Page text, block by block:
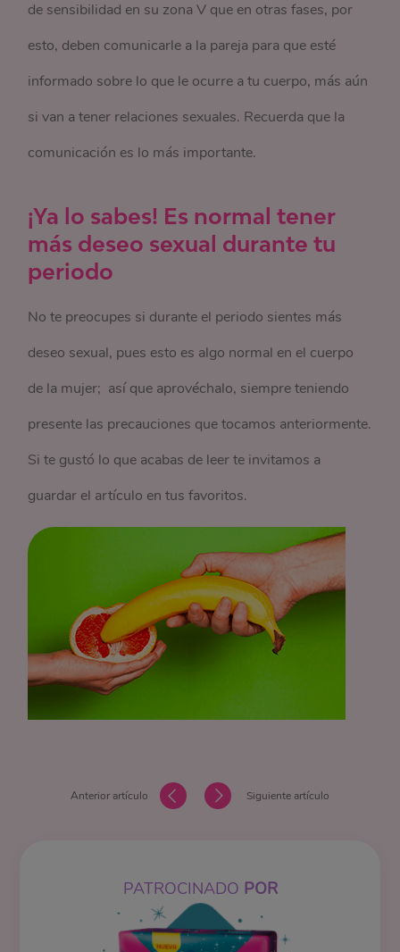
de sensibilidad en su zona V que en otras fases, por
esto, deben comunicarle a la pareja para que esté
informado sobre lo que le ocurre a tu cuerpo, más aún
si van a tener relaciones sexuales. Recuerda que la
comunicación es lo más importante.
¡Ya lo sabes! Es normal tener
más deseo sexual durante tu
periodo
No te preocupes si durante el periodo sientes más
deseo sexual, pues esto es algo normal en el cuerpo
de la mujer; así que aprovéchalo, siempre teniendo
presente las precauciones que tocamos anteriormente.
Si te gustó lo que acabas de leer te invitamos a
guardar el artículo en tus favoritos.
Anterior artículo Siguiente artículo
PATROCINADO POR